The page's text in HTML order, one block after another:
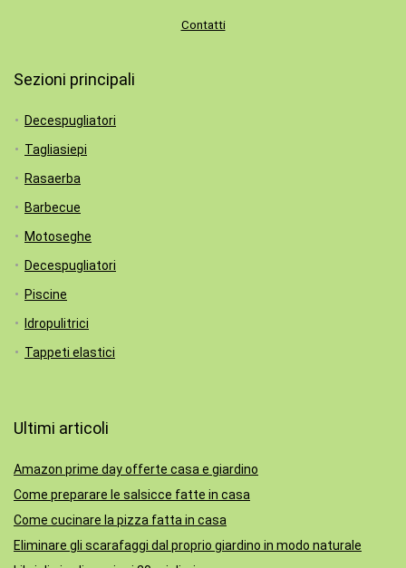
Contatti
Sezioni principali
Decespugliatori
Tagliasiepi
Rasaerba
Barbecue
Motoseghe
Decespugliatori
Piscine
Idropulitrici
Tappeti elastici
Ultimi articoli
Amazon prime day offerte casa e giardino
Come preparare le salsicce fatte in casa
Come cucinare la pizza fatta in casa
Eliminare gli scarafaggi dal proprio giardino in modo naturale